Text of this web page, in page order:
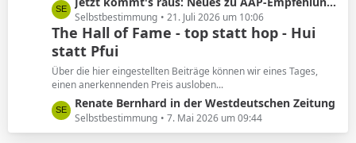
ä
g
e
e
t
z
t
e
B
e
i
Selbstbestimmung 21. Juli 2026 um 10:06
The Hall of Fame - top statt hop - Hui
statt Pfui
Über die hier eingestellten Beiträge können wir eines Tages,
einen anerkennenden Preis ausloben...
L
e
t
Renate Bernhard in der Westdeutschen Zeitung
Selbstbestimmung 7. Mai 2026 um 09:44